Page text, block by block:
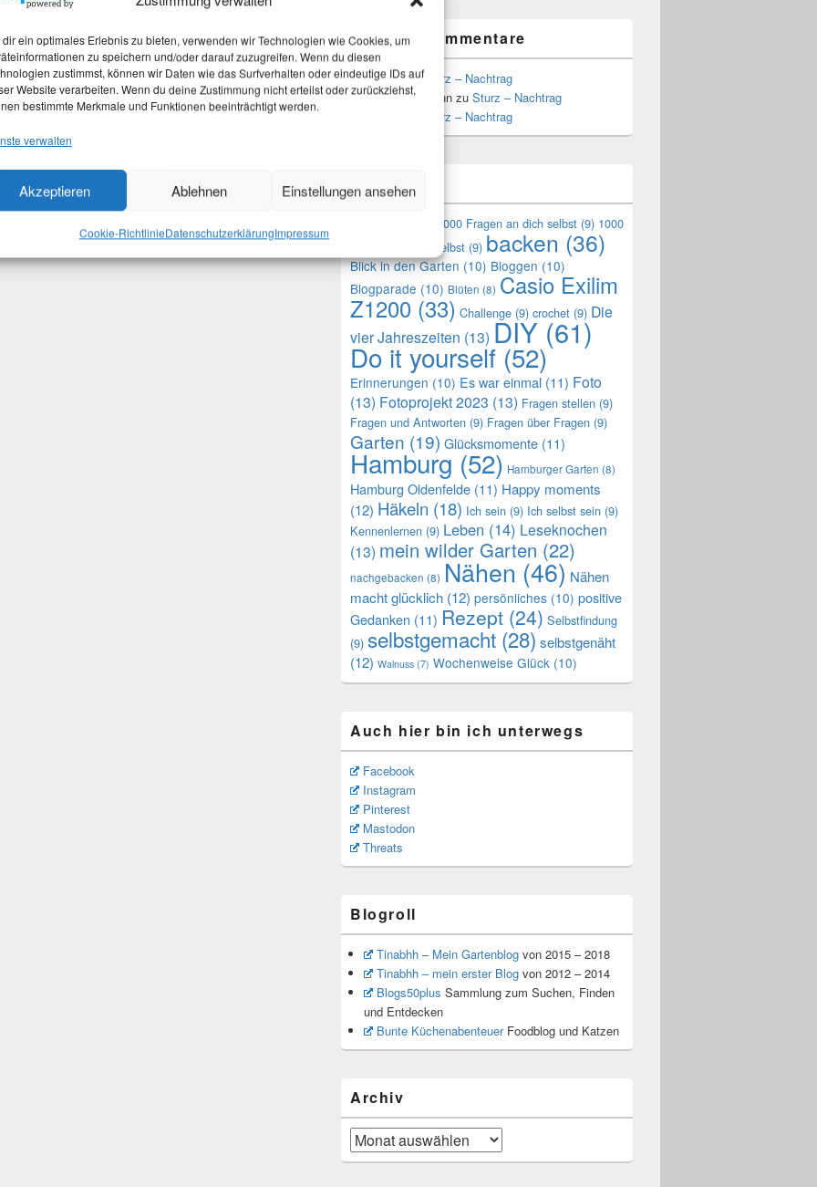
dir ein optimales Erlebnis zu bieten, verwenden wir Technologien wie Cookies, um
zu speichern und/oder darauf zuzugreifen. Wenn du diesen
zustimmst, können wir Daten wie das Surfverhalten oder eindeutige IDs auf
Website verarbeiten. Wenn du deine Zustimmung nicht erteilst oder zurückziehst,
bestimmte Merkmale und Funktionen beeinträchtigt werden.
verwalten
Akzeptieren Ablehnen Einstellungen ansehen
Cookie-RichtlinieDatenschutzerklärungImpressum
diesem Browser für meinen nächsten Kommentar
Neueste Kommentare
MartinazuSturz – Nachtrag
Stefan Hoffmann zu Sturz – Nachtrag
Sturz – Nachtrag
Themen
1000 Fragen an dich selbst (9) 1000
Fragen an mich selbst (9) backen (36)
Blick in den Garten (10) Bloggen (10)
Blogparade (10) Blüten (8) Casio Exilim
Z1200 (33) Challenge (9) crochet (9) Die
vier Jahreszeiten (13) DIY(61)
Do it yourself (52)
Erinnerungen (10) Es war einmal (11) Foto
(13) Fotoprojekt 2023 (13) Fragen stellen (9)
Fragen und Antworten (9) Fragen über Fragen (9)
Garten (19) Glücksmomente (11)
Hamburg (52) Hamburger Garten (8)
Hamburg Oldenfelde (11) Happy moments
(12) Häkeln (18) Ich sein (9) Ich selbst sein (9)
Kennenlernen (9) Leben (14) Leseknochen
(13) mein wilder Garten (22)
nachgebacken (8) Nähen (46) Nähen
macht glücklich (12) persönliches (10) positive
Gedanken (11) Rezept (24) Selbstfindung
(9) selbstgemacht (28) selbstgenäht
(12) Walnuss (7) Wochenweise Glück (10)
Auch hier bin ich unterwegs
Facebook
Instagram
Pinterest
Mastodon
Threats
Blogroll
Tinabhh – Mein Gartenblogvon 2015 – 2018
Tinabhh – mein erster Blogvon 2012 – 2014
Blogs50plus Sammlung zum Suchen, Finden
und Entdecken
Bunte KüchenabenteuerFoodblog und Katzen
Archiv
Archiv